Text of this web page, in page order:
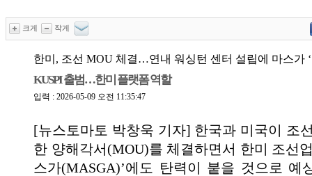
크게 작게
한미, 조선 MOU 체결…연내 워싱턴 센터 설립에 마스가 ‘
KUSPI 출범…한미 플랫폼 역할
입력 : 2026-05-09 오전 11:35:47
[뉴스토마토 박창욱 기자] 한국과 미국이 조
한 양해각서(MOU)를 체결하면서 한미 조선
스가(MASGA)’에도 탄력이 붙을 것으로 예